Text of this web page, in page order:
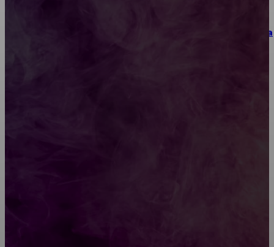
Как выбрать место для проведения корпоратива